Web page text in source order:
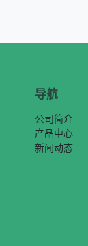
导航
公司简介
产品中心
新闻动态